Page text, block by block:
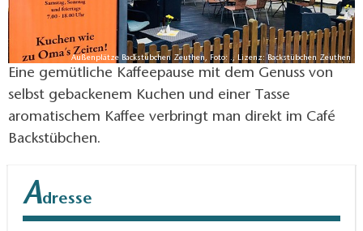
Außenplätze Backstübchen Zeuthen, Foto: ., Lizenz: Backstübchen Zeuthen
Eine gemütliche Kaffeepause mit dem Genuss von
selbst gebackenem Kuchen und einer Tasse
aromatischem Kaffee verbringt man direkt im Café
Backstübchen.
Adresse